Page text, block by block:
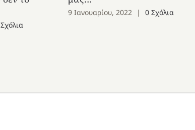
9 Ιανουαρίου, 2022 | 0 Σχόλια